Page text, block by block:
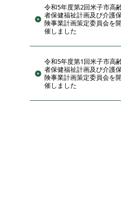
令和5年度第2回米子市高
者保健福祉計画及び介護
険事業計画策定委員会を開
催しました
令和5年度第1回米子市高
者保健福祉計画及び介護
険事業計画策定委員会を開
催しました